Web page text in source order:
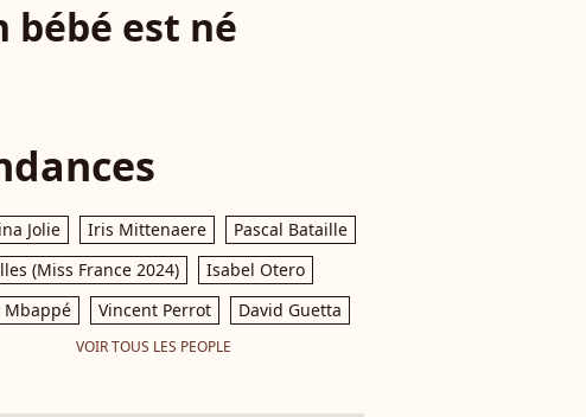
bébé est né
Jolie Iris Mittenaere
Pascal Bataille
(Miss France 2024)
Isabel Otero
Mbappé
Vincent Perrot David Guetta
VOIR TOUS LES PEOPLE